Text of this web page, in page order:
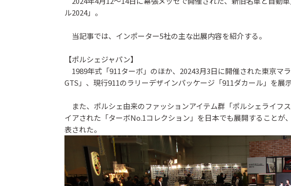
ル2024」。
当記事では、インポーター5社の主な出展内容を紹介する。
【ポルシェジャパン】
1989年式「911ターボ」のほか、20243月3日に開催された東京マ
GTS」、現行911のラリーデザインパッケージ「911ダカール」を展示
また、ポルシェ由来のファッションアイテム群「ポルシェライフ
イアされた「ターボNo.1コレクション」を日本でも展開することが
表された。